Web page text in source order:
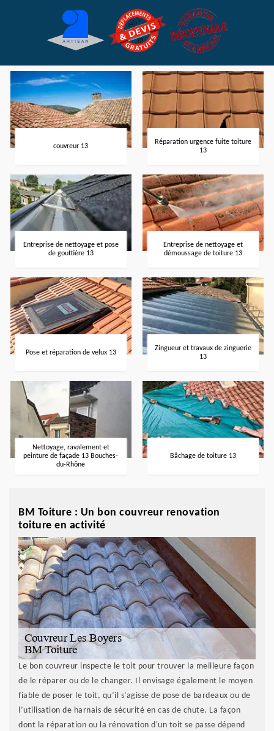
couvreur 13
Réparation urgence fuite toiture
13
Entreprise de nettoyage et pose
de gouttière 13
Entreprise de nettoyage et
démoussage de toiture 13
Pose et réparation de velux 13
Zingueur et travaux de zinguerie
13
Nettoyage, ravalement et
peinture de façade 13 Bouches-
du-Rhône
Bâchage de toiture 13
BM Toiture : Un bon couvreur renovation
toiture en activité
Le bon couvreur inspecte le toit pour trouver la meilleure façon
de le réparer ou de le changer. Il envisage également le moyen
fiable de poser le toit, qu’il s’agisse de pose de bardeaux ou de
l’utilisation de harnais de sécurité en cas de chute. La façon
dont la réparation ou la rénovation d'un toit se passe dépend